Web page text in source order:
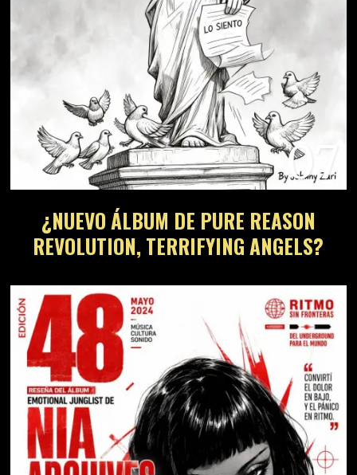
07
¿NUEVO ÁLBUM DE PURE REASON
REVOLUTION, TERRIFYING ANGELS?